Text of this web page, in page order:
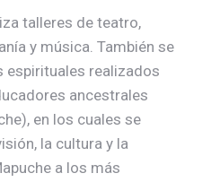
talleres de teatro,
y música. También se
espirituales realizados
ancestrales
en los cuales se
la cultura y la
a los más